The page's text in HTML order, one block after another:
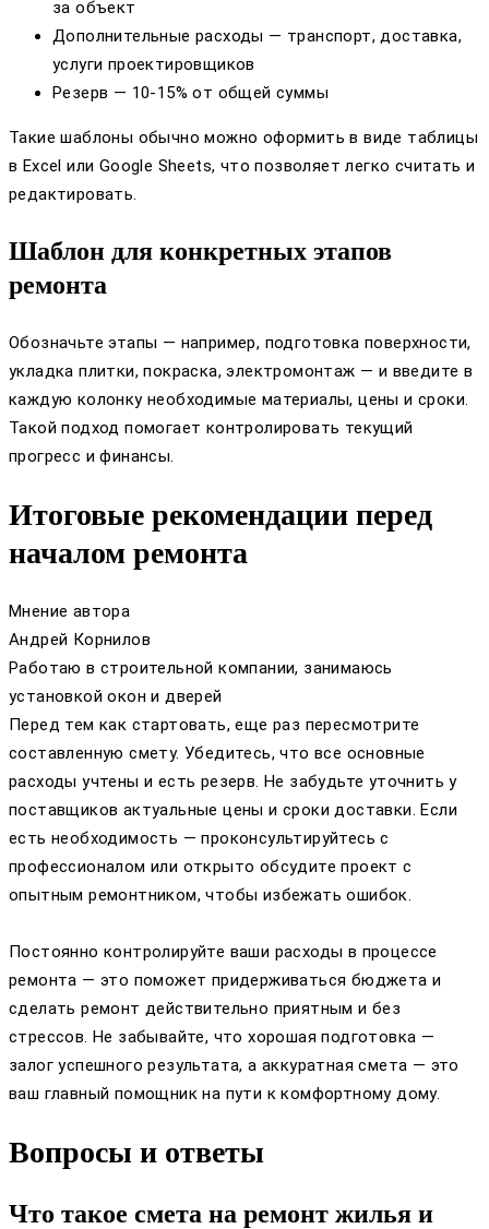
за объект
Дополнительные расходы — транспорт, доставка,
услуги проектировщиков
Резерв — 10-15% от общей суммы
Такие шаблоны обычно можно оформить в виде таблицы
в Excel или Google Sheets, что позволяет легко считать и
редактировать.
Шаблон для конкретных этапов
ремонта
Обозначьте этапы — например, подготовка поверхности,
укладка плитки, покраска, электромонтаж — и введите в
каждую колонку необходимые материалы, цены и сроки.
Такой подход помогает контролировать текущий
прогресс и финансы.
Итоговые рекомендации перед
началом ремонта
Мнение автора
Андрей Корнилов
Работаю в строительной компании, занимаюсь
установкой окон и дверей
Перед тем как стартовать, еще раз пересмотрите
составленную смету. Убедитесь, что все основные
расходы учтены и есть резерв. Не забудьте уточнить у
поставщиков актуальные цены и сроки доставки. Если
есть необходимость — проконсультируйтесь с
профессионалом или открыто обсудите проект с
опытным ремонтником, чтобы избежать ошибок.
Постоянно контролируйте ваши расходы в процессе
ремонта — это поможет придерживаться бюджета и
сделать ремонт действительно приятным и без
стрессов. Не забывайте, что хорошая подготовка —
залог успешного результата, а аккуратная смета — это
ваш главный помощник на пути к комфортному дому.
Вопросы и ответы
Что такое смета на ремонт жилья и